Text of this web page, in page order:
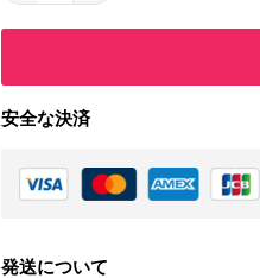
安全な決済
発送について